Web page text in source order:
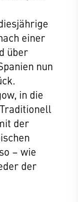
einer
über
nun
in die
der
– wie
der